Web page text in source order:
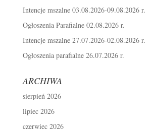
Intencje mszalne 03.08.2026-09.08.2026 r.
Ogłoszenia Parafialne 02.08.2026 r.
Intencje mszalne 27.07.2026-02.08.2026 r.
Ogłoszenia parafialne 26.07.2026 r.
ARCHIWA
sierpień 2026
lipiec 2026
czerwiec 2026